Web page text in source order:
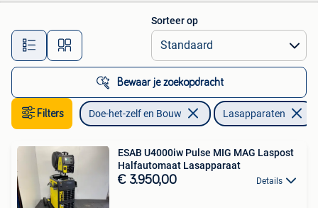
Alle afstanden…
Sorteer op
Bewaar je zoekopdracht
Filters Doe-het-zelf en Bouw Lasapparaten
ESAB U4000iw Pulse MIG MAG Laspost
Halfautomaat Lasapparaat
€ 3.950,00 Details